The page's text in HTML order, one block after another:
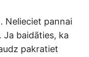
Nelieciet pannai
Ja baidāties, ka
pakratiet